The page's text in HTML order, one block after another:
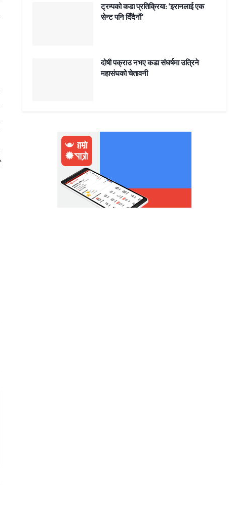
ट्रम्पको कडा प्रतिक्रिया: ‘इरानलाई एक
सेन्ट पनि दिँदैनौं’
दोषी पक्राउ नभए कडा संघर्षमा उत्रिने
महासंघको चेतावनी